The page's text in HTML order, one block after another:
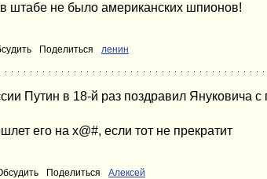
штабе не было американских шпионов!
Поделиться ленин
Путин в 18-й раз поздравил Януковича с
его на х@#, если тот не прекратит
Поделиться Алексей